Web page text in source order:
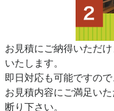
お見積にご納得いただ
いたします。
即日対応も可能ですの
お見積内容にご満足い
断り下さい。